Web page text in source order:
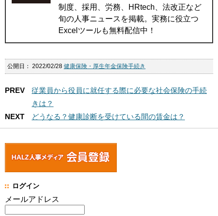
制度、採用、労務、HRtech、法改正など
旬の人事ニュースを掲載。実務に役立つ
Excelツールも無料配信中！
公開日： 2022/02/28 健康保険・厚生年金保険手続き
PREV
従業員から役員に就任する際に必要な社会保険の手続
きは？
NEXT
どうなる？健康診断を受けている間の賃金は？
ログイン
メールアドレス